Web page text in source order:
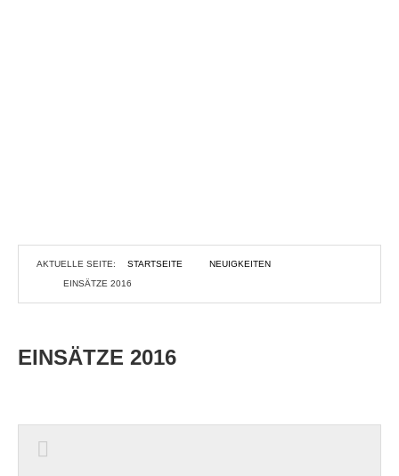
AKTUELLE SEITE: STARTSEITE
NEUIGKEITEN
EINSÄTZE 2016
EINSÄTZE 2016